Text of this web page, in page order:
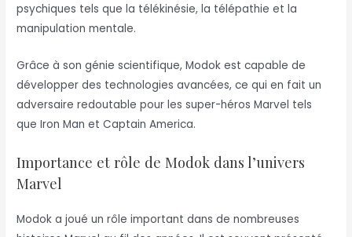
psychiques tels que la télékinésie, la télépathie et la
manipulation mentale.
Grâce à son génie scientifique, Modok est capable de
développer des technologies avancées, ce qui en fait un
adversaire redoutable pour les super-héros Marvel tels
que Iron Man et Captain America.
Importance et rôle de Modok dans l’univers
Marvel
Modok a joué un rôle important dans de nombreuses